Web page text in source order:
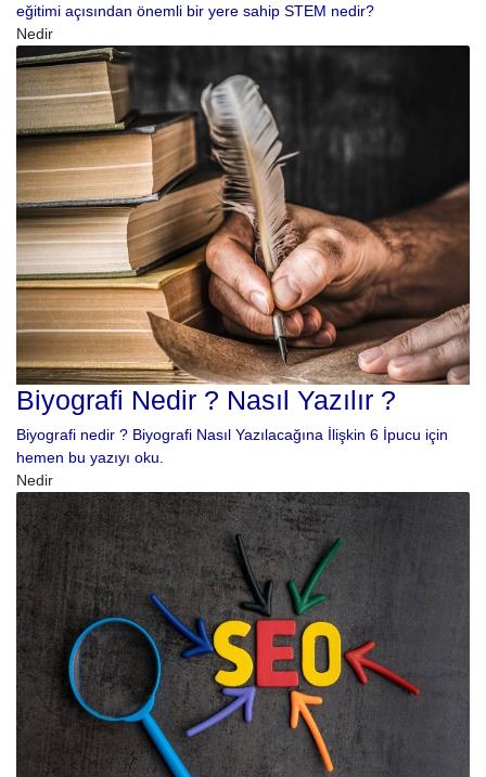
eğitimi açısından önemli bir yere sahip STEM nedir?
Nedir
Biyografi Nedir ? Nasıl Yazılır ?
Biyografi nedir ? Biyografi Nasıl Yazılacağına İlişkin 6 İpucu için
hemen bu yazıyı oku.
Nedir